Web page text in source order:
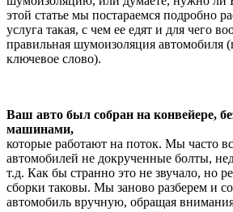
этой статье мы постараемся подробно
услуга такая, с чем ее едят и для чего
правильная шумоизоляция автомобиля
ключевое слово).
Ваш авто был собран на конвейере,
машинами,
которые работают на поток. Мы часто
автомобилей не докрученные болты,
т.д. Как бы странно это не звучало, но
сборки таковы. Мы заново разберем и
автомобиль вручную, обращая